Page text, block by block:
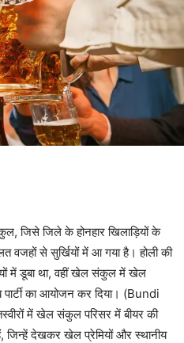
जिसे जिले के होनहार खिलाड़ियों के
वजहों से सुर्खियों में आ गया है। होली की
में डूबा था, वहीं खेल संकुल में खेल
का आयोजन कर दिया। (Bundi
में खेल संकुल परिसर में बीयर की
देखकर खेल प्रेमियों और स्थानीय